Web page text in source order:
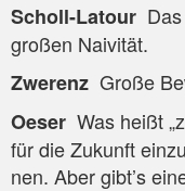
Scholl-Latour
gro­ßen Naivität.
Zwe­renz Gro­ße
Oeser Was heißt
für die Zukunft
nen. Aber gibt’s